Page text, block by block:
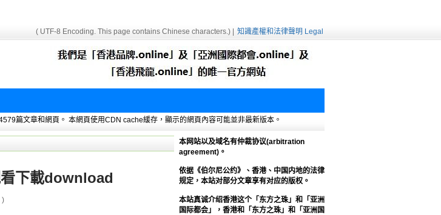
( UTF-8 Encoding. This page contains Chinese characters.) | 知識產權和法律聲明 Legal
篇文章和網頁。 本網頁使用CDN cache緩存，顯示的網頁內容可能並非最新版本。
下載download
)
本网站以及域名有仲裁协议(arbitration
agreement)。
依据《伯尔尼公约》、香港、中国内地的法律
规定，本站对部分文章享有对应的版权。
本站真诚介绍香港这个「东方之珠」和「亚洲
国际都会」，香港和「东方之珠」和「亚洲国